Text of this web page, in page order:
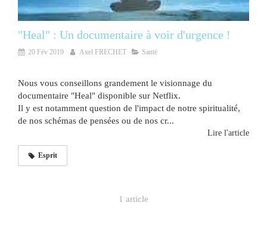
"Heal" : Un documentaire à voir d'urgence !
20 Fév 2019 Axel FRECHET Santé
Nous vous conseillons grandement le visionnage du
documentaire "Heal" disponible sur Netflix.
Il y est notamment question de l'impact de notre spiritualité,
de nos schémas de pensées ou de nos cr...
Lire l'article
Esprit
1 article